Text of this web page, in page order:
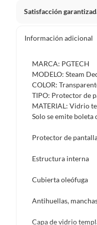
Satisfacción
pueden devolver ni
Productos vendidos
48 horas: cemento,
7 días: colchones y
48 horas: cemento,
máquinas.
No se pueden
Productos de
Productos
Información adicional
MARCA: PGTECH
MODELO: Steam
COLOR:
TIPO: Protector de
MATERIAL: Vidrio
Solo se emite boleta
Protector de
Estructura interna
Cubierta oleófuga
Antihuellas,
Capa de vidrio